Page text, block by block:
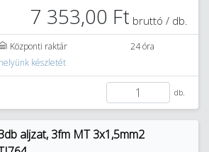
7 353,00 Ft bruttó / db.
Központi raktár
24 óra
készletét
db.
aljzat, 3fm MT 3x1,5mm2